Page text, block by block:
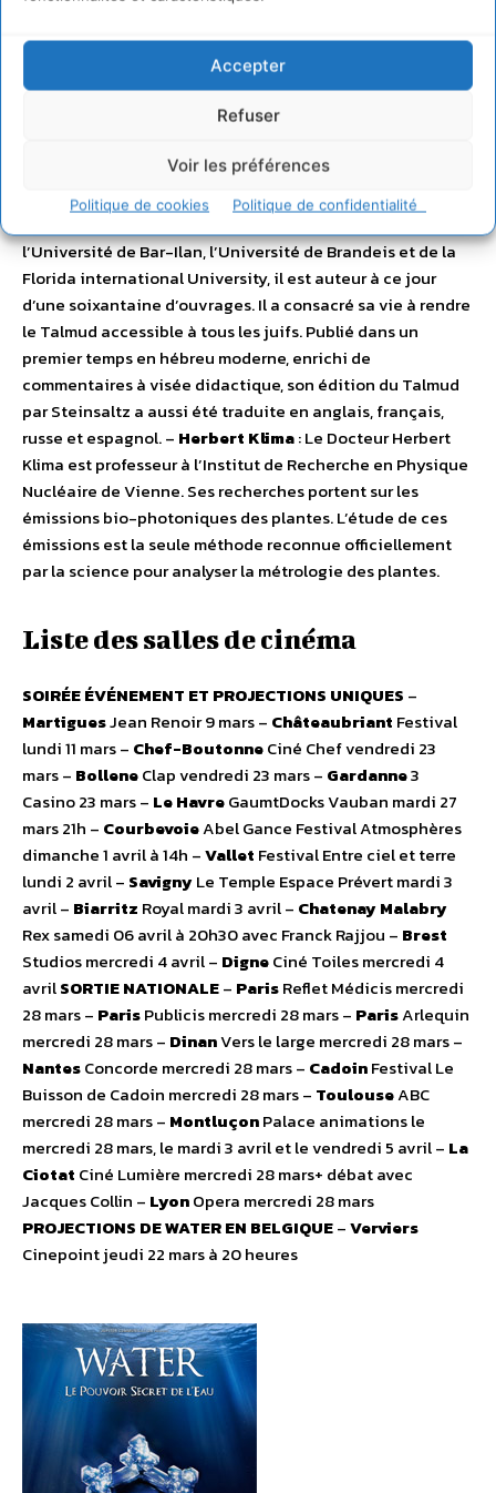
Accepter
Refuser
Voir les préférences
Politique de cookies Politique de confidentialité
Smolensk et de président du département des relations
extérieures de l’église orthodoxe, puis de membre
permanent du Saint Synode. –Rabbi Adin Steinsaltz
Enseignant, philosophe et écrivain, le Time magazine
salua cet érudit « comme on en voit un par millénaire ». En
également étudié la physique, la chimie, les
mathématiques et la sociologie. Docteur honoraire au
l’Université de Bar-Ilan, l’Université de Brandeis et de la
Florida international University, il est auteur à ce jour
d’une soixantaine d’ouvrages. Il a consacré sa vie à rendre
le Talmud accessible à tous les juifs. Publié dans un
premier temps en hébreu moderne, enrichi de
commentaires à visée didactique, son édition du Talmud
par Steinsaltz a aussi été traduite en anglais, français,
russe et espagnol. – Herbert Klima: Le Docteur Herbert
Klima est professeur à l’Institut de Recherche en Physique
Nucléaire de Vienne. Ses recherches portent sur les
émissions bio-photoniques des plantes. L’étude de ces
émissions est la seule méthode reconnue officiellement
par la science pour analyser la métrologie des plantes.
Liste des salles de cinéma
SOIRÉE ÉVÉNEMENT ET PROJECTIONS UNIQUES –
MartiguesJean Renoir 9 mars – Châteaubriant Festival
lundi 11 mars – Chef-BoutonneCiné Chef vendredi 23
mars – BolleneClap vendredi 23 mars – Gardanne3
Casino 23 mars – Le HavreGaumtDocks Vauban mardi 27
mars 21h – CourbevoieAbel Gance Festival Atmosphères
dimanche 1 avril à 14h –Vallet Festival Entre ciel et terre
lundi 2 avril – SavignyLe Temple Espace Prévert mardi 3
avril – Biarritz Royal mardi 3 avril – Chatenay Malabry
Rex samedi 06 avril à 20h30 avec Franck Rajjou – Brest
Studios mercredi 4 avril – DigneCiné Toiles mercredi 4
avrilSORTIE NATIONALE– ParisReflet Médicis mercredi
28 mars – ParisPublicis mercredi 28 mars – ParisArlequin
mercredi 28 mars – DinanVers le large mercredi 28 mars –
NantesConcorde mercredi 28 mars – CadoinFestival Le
Buisson de Cadoin mercredi 28 mars – ToulouseABC
mercredi 28 mars – MontluçonPalace animations le
mercredi 28 mars, le mardi 3 avril et le vendredi 5 avril – La
Ciotat Ciné Lumière mercredi 28 mars+ débat avec
Jacques Collin – LyonOpera mercredi 28 mars
PROJECTIONS DE WATER EN BELGIQUE–Verviers
Cinepoint jeudi 22 mars à 20 heures